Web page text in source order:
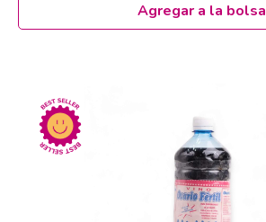
Agregar a la bolsa